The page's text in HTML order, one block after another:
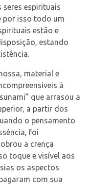
seres espirituais
por isso todo um
estão e
estando
material e
à
que arrasou a
a partir dos
o pensamento
foi
a crença
toque e visível aos
os aspectos
com sua